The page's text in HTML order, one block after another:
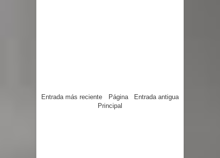
Entrada más reciente Entrada antigua
Página
Principal